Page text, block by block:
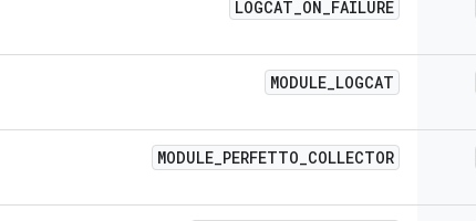
LOGCAT_ON_FAILURE
MODULE_LOGCAT
MODULE_PERFETTO_COLLECTOR